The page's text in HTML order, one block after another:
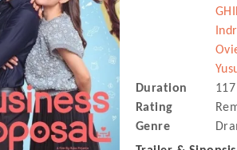
Duration
Rating
Genre